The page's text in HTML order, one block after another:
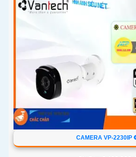
CAMERA VP-2230IP